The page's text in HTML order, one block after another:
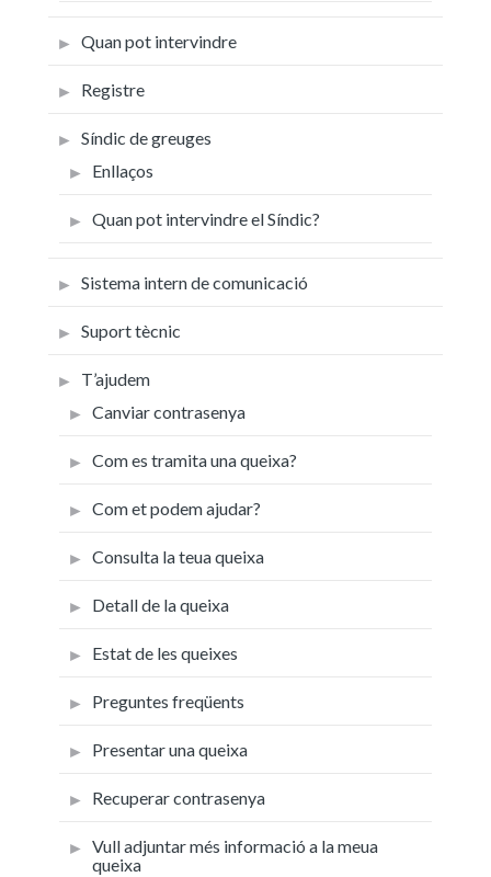
Quan pot intervindre
Registre
Síndic de greuges
Enllaços
Quan pot intervindre el Síndic?
Sistema intern de comunicació
Suport tècnic
T’ajudem
Canviar contrasenya
Com es tramita una queixa?
Com et podem ajudar?
Consulta la teua queixa
Detall de la queixa
Estat de les queixes
Preguntes freqüents
Presentar una queixa
Recuperar contrasenya
Vull adjuntar més informació a la meua
queixa